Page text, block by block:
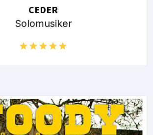
CEDER
Solomusiker